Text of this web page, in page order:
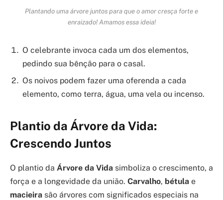
Plantando uma árvore juntos para que o amor cresça forte e
enraizado! Amamos essa ideia!
O celebrante invoca cada um dos elementos,
pedindo sua bênção para o casal.
Os noivos podem fazer uma oferenda a cada
elemento, como terra, água, uma vela ou incenso.
Plantio da Árvore da Vida:
Crescendo Juntos
O plantio da Árvore da Vida simboliza o crescimento, a
força e a longevidade da união. Carvalho, bétula e
macieira são árvores com significados especiais na